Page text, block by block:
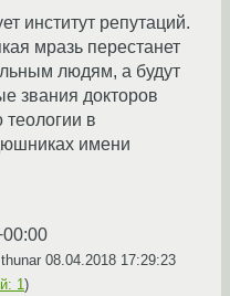
институт репутаций.
мразь перестанет
людям, а будут
звания докторов
теологии в
имени
08.04.2018 17:29:23
1)